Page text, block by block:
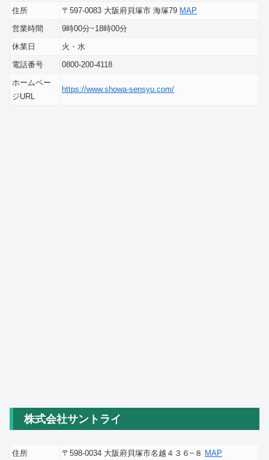
住所 〒597-0083 大阪府貝塚市 海塚79 MAP
営業時間
9時00分~18時00分
休業日
火・水
電話番号
0800-200-4118
ホームペー
ジURL
https://www.showa-sensyu.com/
株式会社サントライ
住所 〒598-0034 大阪府貝塚市名越４３６−８ MAP